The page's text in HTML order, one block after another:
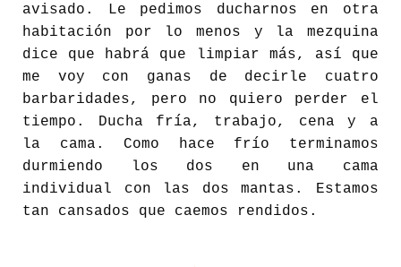
avisado. Le pedimos ducharnos en otra
habitación por lo menos y la mezquina
dice que habrá que limpiar más, así que
me voy con ganas de decirle cuatro
barbaridades, pero no quiero perder el
tiempo. Ducha fría, trabajo, cena y a
la cama. Como hace frío terminamos
durmiendo los dos en una cama
individual con las dos mantas. Estamos
tan cansados que caemos rendidos.